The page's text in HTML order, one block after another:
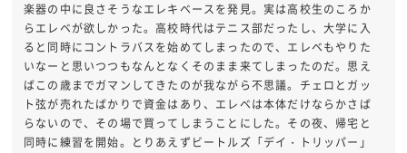
楽器の中に良さそうなエレキベースを発見。実は高校生のころか
らエレベが欲しかった。高校時代はテニス部だったし、大学に入
ると同時にコントラバスを始めてしまったので、エレベもやりた
いなーと思いつつもなんとなくそのまま来てしまったのだ。思え
ばこの歳までガマンしてきたのが我ながら不思議。チェロとガッ
ト弦が売れたばかりで資金はあり、エレベは本体だけならかさば
らないので、その場で買ってしまうことにした。その夜、帰宅と
同時に練習を開始。とりあえずビートルズ「デイ・トリッパー」